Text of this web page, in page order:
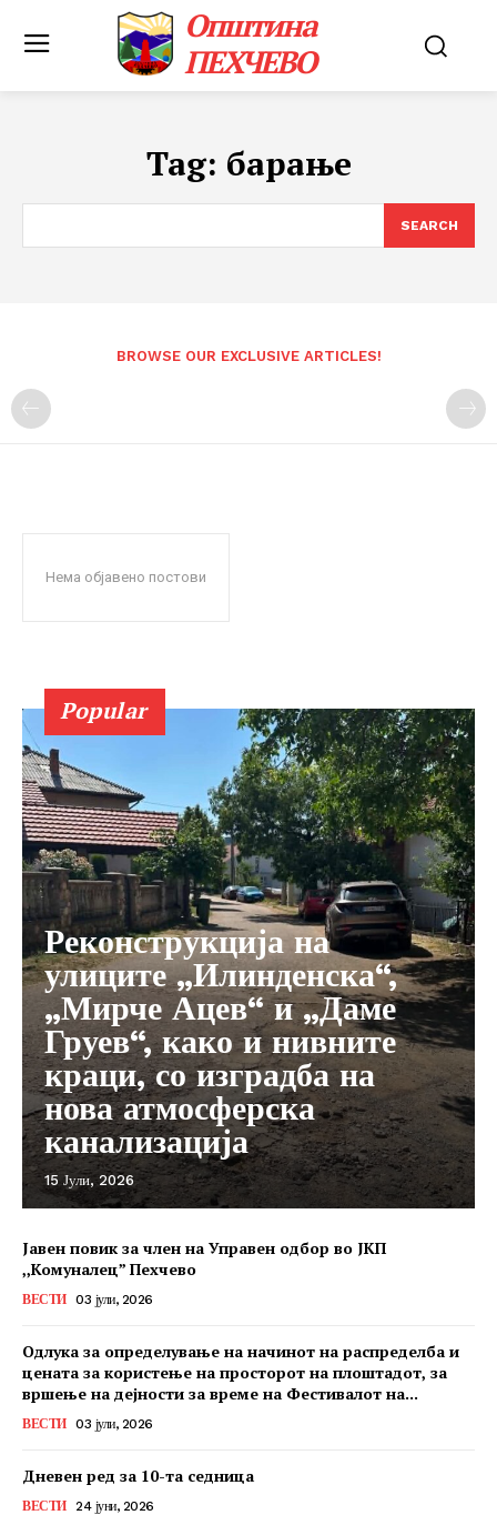
Општина
ПЕХЧЕВО
Tag: барање
SEARCH
BROWSE OUR EXCLUSIVE ARTICLES!
Нема објавено постови
Popular
Реконструкција на
улиците „Илинденска“,
„Мирче Ацев“ и „Даме
Груев“, како и нивните
краци, со изградба на
нова атмосферска
канализација
15 Јули, 2026
Јавен повик за член на Управен одбор во ЈКП
,,Комуналец” Пехчево
ВЕСТИ 03 јули, 2026
Одлука за определување на начинот на распределба и
цената за користење на просторот на плоштадот, за
вршење на дејности за време на Фестивалот на...
ВЕСТИ 03 јули, 2026
Дневен ред за 10-та седница
ВЕСТИ 24 јуни, 2026